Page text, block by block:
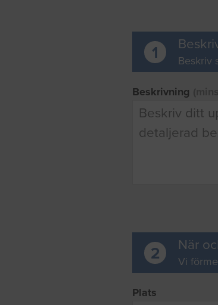
1 Beskriv
Beskrivning
2 När
Vi
Plats